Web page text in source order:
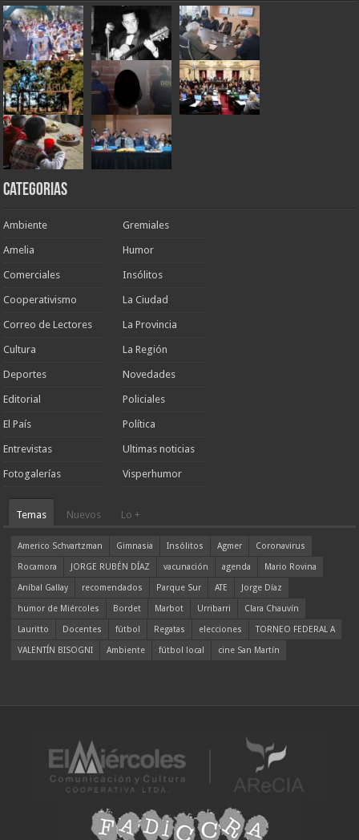
Categorias
Ambiente
Amelia
Comerciales
Cooperativismo
Correo de Lectores
Cultura
Deportes
Editorial
El País
Entrevistas
Fotogalerías
Gremiales
Humor
Insólitos
La Ciudad
La Provincia
La Región
Novedades
Policiales
Política
Ultimas noticias
Visperhumor
Temas Nuevos Lo +
Americo Schvartzman Gimnasia Insólitos Agmer
Coronavirus
Rocamora
JORGE RUBÉN DÍAZ vacunación agenda
Mario Rovina
Aníbal Gallay
recomendados Parque Sur ATE
Jorge Díaz
humor de Miércoles
Bordet Marbot Urribarri
Clara Chauvín
Lauritto
Docentes fútbol Regatas elecciones
TORNEO FEDERAL A
VALENTÍN BISOGNI
Ambiente fútbol local cine San Martín